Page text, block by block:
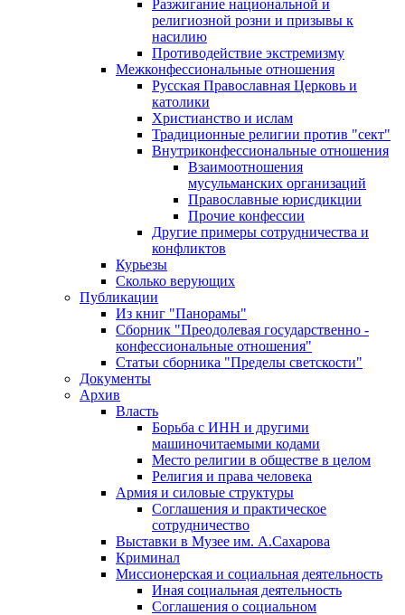
Разжигание национальной и
религиозной розни и призывы к
насилию
Противодействие экстремизму
Межконфессиональные отношения
Русская Православная Церковь и
католики
Христианство и ислам
Традиционные религии против "сект"
Внутриконфессиональные отношения
Взаимоотношения
мусульманских организаций
Православные юрисдикции
Прочие конфессии
Другие примеры сотрудничества и
конфликтов
Курьезы
Сколько верующих
Публикации
Из книг "Панорамы"
Сборник "Преодолевая государственно -
конфессиональные отношения"
Статьи сборника "Пределы светскости"
Документы
Архив
Власть
Борьба с ИНН и другими
машиночитаемыми кодами
Место религии в обществе в целом
Религия и права человека
Армия и силовые структуры
Соглашения и практическое
сотрудничество
Выставки в Музее им. А.Сахарова
Криминал
Миссионерская и социальная деятельность
Иная социальная деятельность
Соглашения о социальном